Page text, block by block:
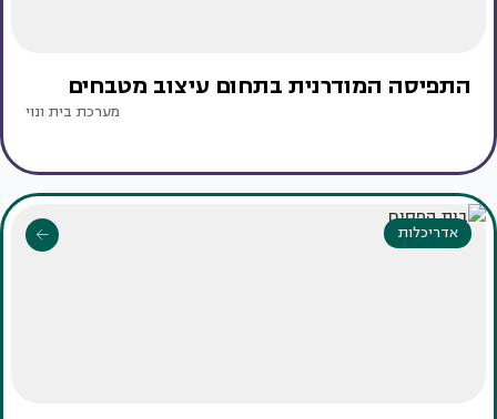
התפיסה המודרנית בתחום עיצוב מטבחים
מערכת בית ונוי
אדריכלות